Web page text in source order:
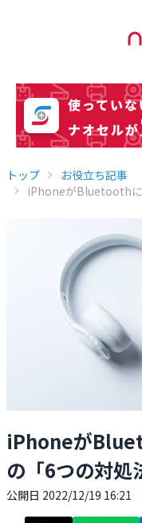
トップ
お役立ち記事
iPhoneがBluetoothに
iPhoneが
の「6つの対処
公開日 2022/12/19 16:21